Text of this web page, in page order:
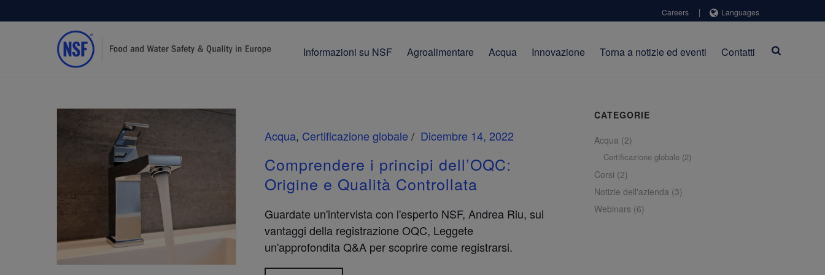
Careers | Languages
Informazioni su NSF Agroalimentare Acqua Innovazione Torna a notizie ed eventi Contatti
Acqua, Certificazione globale Dicembre 14, 2022
Comprendere i principi dell’OQC:
Origine e Qualità Controllata
Guardate un'intervista con l'esperto NSF, Andrea Riu, sui
vantaggi della registrazione OQC, Leggete
un'approfondita Q&A per scoprire come registrarsi.
CATEGORIE
Acqua (2)
Certificazione globale (2)
Corsi (2)
Notizie dell'azienda (3)
Webinars (6)